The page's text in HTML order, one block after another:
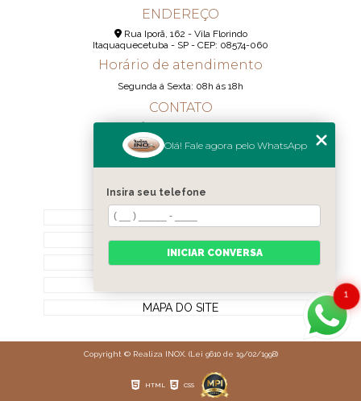
ENDEREÇO
Rua Iporã, 162 - Vila Florindo
Itaquaquecetuba - SP - CEP: 08574-060
Horário de atendimento
Segunda á Sexta: 08h ás 18h
CONTATO
(11) 98189-1344
MENU
HOME
QUEM SOMOS
CONTATO
MAPA DO SITE
Copyright © Realiza INOX. (Lei 9610 de 19/02/1998)
HTML CSS
1
Olá! Fale agora pelo WhatsApp
Insira seu telefone
INICIAR CONVERSA